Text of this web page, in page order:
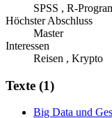
SPSS , R-
Höchster Abschluss
Master
Interessen
Reisen , Krypto
Texte (1)
Big Data und